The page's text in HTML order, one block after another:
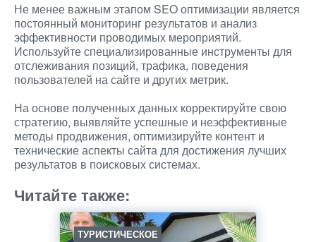
Не менее важным этапом SEO оптимизации является
постоянный мониторинг результатов и анализ
эффективности проводимых мероприятий.
Используйте специализированные инструменты для
отслеживания позиций, трафика, поведения
пользователей на сайте и других метрик.
На основе полученных данных корректируйте свою
стратегию, выявляйте успешные и неэффективные
методы продвижения, оптимизируйте контент и
технические аспекты сайта для достижения лучших
результатов в поисковых системах.
Читайте также:
ТУРИСТИЧЕСКОЕ